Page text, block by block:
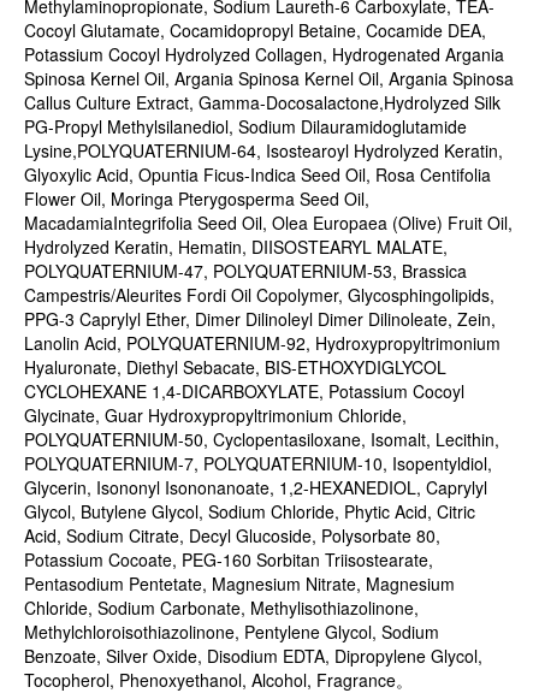
Methylaminopropionate, Sodium Laureth-6 Carboxylate, TEA-
Cocoyl Glutamate, Cocamidopropyl Betaine, Cocamide DEA,
Potassium Cocoyl Hydrolyzed Collagen, Hydrogenated Argania
Spinosa Kernel Oil, Argania Spinosa Kernel Oil, Argania Spinosa
Callus Culture Extract, Gamma-Docosalactone,Hydrolyzed Silk
PG-Propyl Methylsilanediol, Sodium Dilauramidoglutamide
Lysine,POLYQUATERNIUM-64, Isostearoyl Hydrolyzed Keratin,
Glyoxylic Acid, Opuntia Ficus-Indica Seed Oil, Rosa Centifolia
Flower Oil, Moringa Pterygosperma Seed Oil,
MacadamiaIntegrifolia Seed Oil, Olea Europaea (Olive) Fruit Oil,
Hydrolyzed Keratin, Hematin, DIISOSTEARYL MALATE,
POLYQUATERNIUM-47, POLYQUATERNIUM-53, Brassica
Campestris/Aleurites Fordi Oil Copolymer, Glycosphingolipids,
PPG-3 Caprylyl Ether, Dimer Dilinoleyl Dimer Dilinoleate, Zein,
Lanolin Acid, POLYQUATERNIUM-92, Hydroxypropyltrimonium
Hyaluronate, Diethyl Sebacate, BIS-ETHOXYDIGLYCOL
CYCLOHEXANE 1,4-DICARBOXYLATE, Potassium Cocoyl
Glycinate, Guar Hydroxypropyltrimonium Chloride,
POLYQUATERNIUM-50, Cyclopentasiloxane, Isomalt, Lecithin,
POLYQUATERNIUM-7, POLYQUATERNIUM-10, Isopentyldiol,
Glycerin, Isononyl Isononanoate, 1,2-HEXANEDIOL, Caprylyl
Glycol, Butylene Glycol, Sodium Chloride, Phytic Acid, Citric
Acid, Sodium Citrate, Decyl Glucoside, Polysorbate 80,
Potassium Cocoate, PEG-160 Sorbitan Triisostearate,
Pentasodium Pentetate, Magnesium Nitrate, Magnesium
Chloride, Sodium Carbonate, Methylisothiazolinone,
Methylchloroisothiazolinone, Pentylene Glycol, Sodium
Benzoate, Silver Oxide, Disodium EDTA, Dipropylene Glycol,
Tocopherol, Phenoxyethanol, Alcohol, Fragrance。